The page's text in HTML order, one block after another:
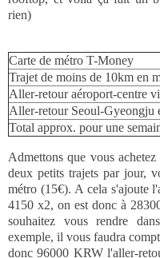
rien)
Carte de métro T-Money
Trajet de moins de 10km en
Aller-retour aéroport-centre
Aller-retour Seoul-Gyeongju
Total approx. pour une
Admettons que vous
deux petits trajets par jour,
métro (15€). A cela s'ajoute
4150 x2, on est donc à
souhaitez vous rendre
exemple, il vous faudra
donc 96000 KRW l'aller-